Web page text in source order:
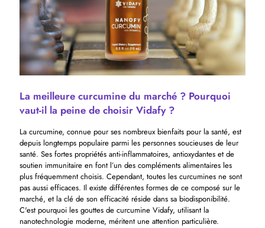
La meilleure curcumine du marché ? Pourquoi
vaut-il la peine de choisir Vidafy ?
La curcumine, connue pour ses nombreux bienfaits pour la santé, est
depuis longtemps populaire parmi les personnes soucieuses de leur
santé. Ses fortes propriétés anti-inflammatoires, antioxydantes et de
soutien immunitaire en font l’un des compléments alimentaires les
plus fréquemment choisis. Cependant, toutes les curcumines ne sont
pas aussi efficaces. Il existe différentes formes de ce composé sur le
marché, et la clé de son efficacité réside dans sa biodisponibilité.
C'est pourquoi les gouttes de curcumine Vidafy, utilisant la
nanotechnologie moderne, méritent une attention particulière.